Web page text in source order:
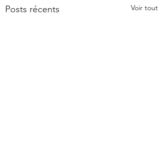
Posts récents Voir tout